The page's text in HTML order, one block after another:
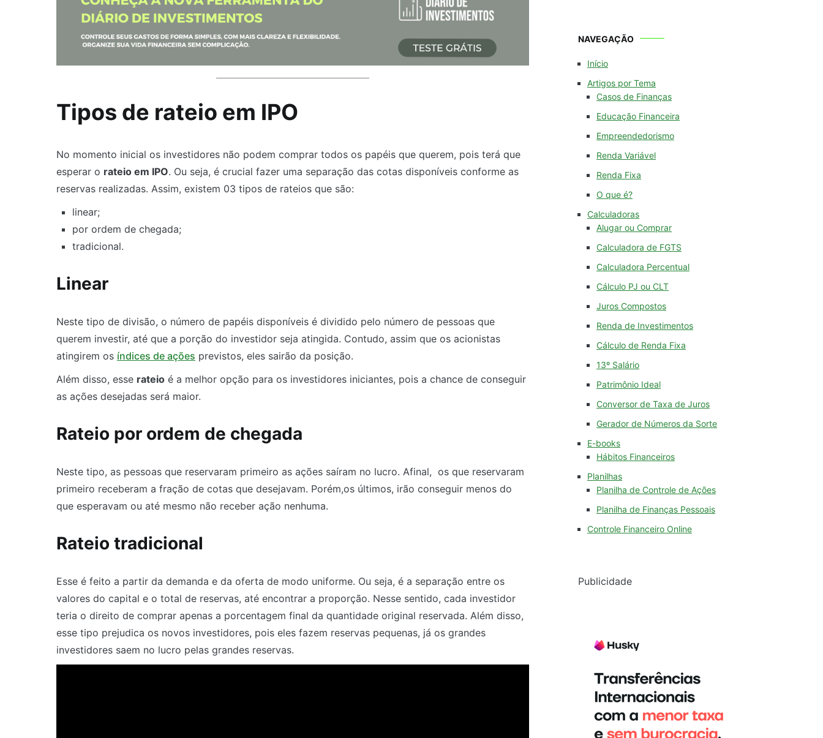
Tipos de rateio em IPO
No momento inicial os investidores não podem comprar todos os papéis que querem, pois terá que
esperar o rateio em IPO. Ou seja, é crucial fazer uma separação das cotas disponíveis conforme as
reservas realizadas. Assim, existem 03 tipos de rateios que são:
linear;
por ordem de chegada;
tradicional.
Linear
Neste tipo de divisão, o número de papéis disponíveis é dividido pelo número de pessoas que
querem investir, até que a porção do investidor seja atingida. Contudo, assim que os acionistas
atingirem os índices de ações previstos, eles sairão da posição.
Além disso, esse rateio é a melhor opção para os investidores iniciantes, pois a chance de conseguir
as ações desejadas será maior.
Rateio por ordem de chegada
Neste tipo, as pessoas que reservaram primeiro as ações saíram no lucro. Afinal, os que reservaram
primeiro receberam a fração de cotas que desejavam. Porém,os últimos, irão conseguir menos do
que esperavam ou até mesmo não receber ação nenhuma.
Rateio tradicional
Esse é feito a partir da demanda e da oferta de modo uniforme. Ou seja, é a separação entre os
valores do capital e o total de reservas, até encontrar a proporção. Nesse sentido, cada investidor
teria o direito de comprar apenas a porcentagem final da quantidade original reservada. Além disso,
esse tipo prejudica os novos investidores, pois eles fazem reservas pequenas, já os grandes
investidores saem no lucro pelas grandes reservas.
NAVEGAÇÃO
Início
Artigos por Tema
Casos de Finanças
Educação Financeira
Empreendedorismo
Renda Variável
Renda Fixa
O que é?
Calculadoras
Alugar ou Comprar
Calculadora de FGTS
Calculadora Percentual
Cálculo PJ ou CLT
Juros Compostos
Renda de Investimentos
Cálculo de Renda Fixa
13º Salário
Patrimônio Ideal
Conversor de Taxa de Juros
Gerador de Números da Sorte
E-books
Hábitos Financeiros
Planilhas
Planilha de Controle de Ações
Planilha de Finanças Pessoais
Controle Financeiro Online
Publicidade